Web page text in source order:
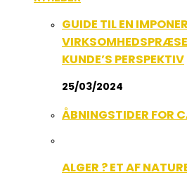
GUIDE TIL EN
KUNDE’S PERSPEKTIV
25/03/2024
ÅBNINGSTIDER FOR
ALGER ? ET AF